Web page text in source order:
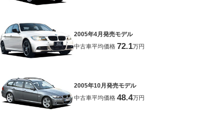
2005年4月発売モデル
中古車平均価格 72.1万円
2005年10月発売モデル
中古車平均価格 48.4万円